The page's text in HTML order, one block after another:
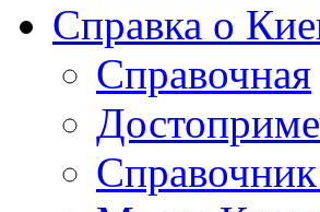
Справка о
Справочная